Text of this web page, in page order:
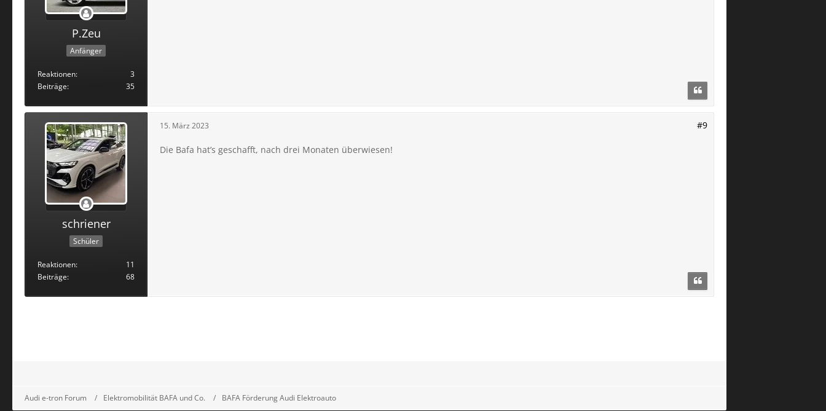
P.Zeu
Anfänger
Reaktionen
3
Beiträge
35
schriener
Schüler
Reaktionen
11
Beiträge
68
15. März 2023 #9
Die Bafa hat’s geschafft, nach drei Monaten überwiesen!
Audi e-tron Forum Elektromobilität BAFA und Co. BAFA Förderung Audi Elektroauto